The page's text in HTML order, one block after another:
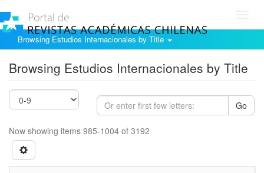
Browsing Estudios Internacionales by Title
Browsing Estudios Internacionales by Title
Go
Now showing items 985-1004 of 3192